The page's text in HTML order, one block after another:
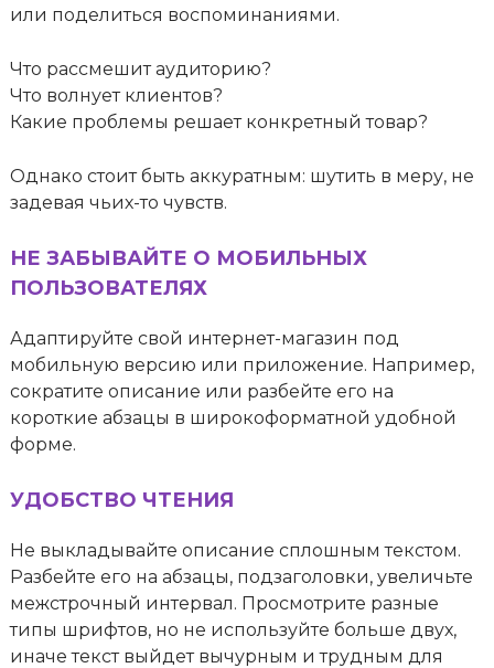
или поделиться воспоминаниями.
Что рассмешит аудиторию?
Что волнует клиентов?
Какие проблемы решает конкретный товар?
Однако стоит быть аккуратным: шутить в меру, не
задевая чьих-то чувств.
НЕ ЗАБЫВАЙТЕ О МОБИЛЬНЫХ
ПОЛЬЗОВАТЕЛЯХ
Адаптируйте свой интернет-магазин под
мобильную версию или приложение. Например,
сократите описание или разбейте его на
короткие абзацы в широкоформатной удобной
форме.
УДОБСТВО ЧТЕНИЯ
Не выкладывайте описание сплошным текстом.
Разбейте его на абзацы, подзаголовки, увеличьте
межстрочный интервал. Просмотрите разные
типы шрифтов, но не используйте больше двух,
иначе текст выйдет вычурным и трудным для